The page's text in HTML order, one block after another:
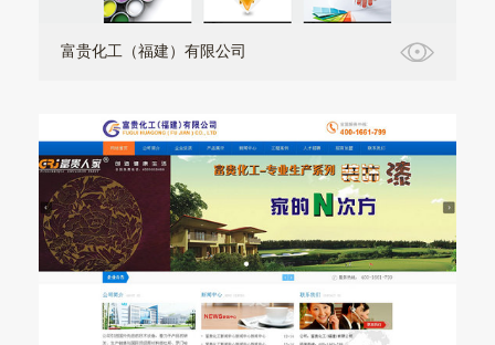
富贵化工（福建）有限公司